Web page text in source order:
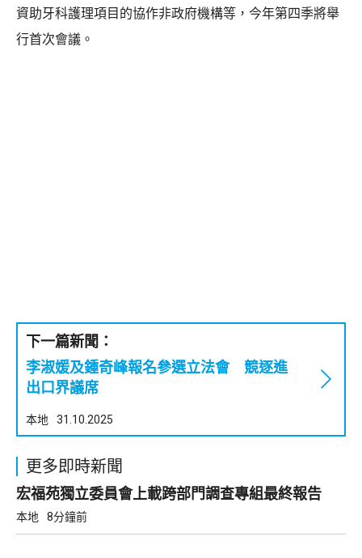
資助牙科護理項目的協作非政府機構等，今年第四季將舉
行首次會議。
下一篇新聞：
李淑媛及鍾奇峰報名參選立法會 競逐進
出口界議席
本地 31.10.2025
更多即時新聞
宏福苑獨立委員會上載跨部門調查專組最終報告
本地 8分鐘前